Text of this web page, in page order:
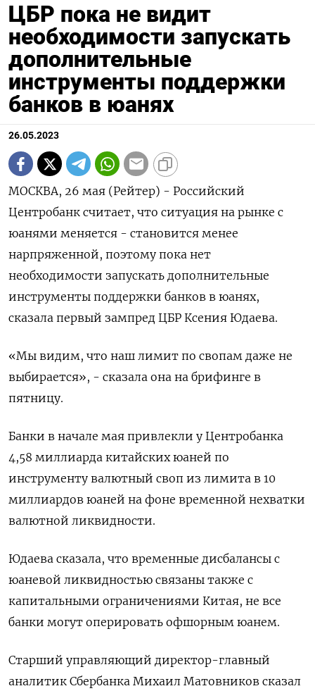
ЦБР пока не видит
необходимости запускать
дополнительные
инструменты поддержки
банков в юанях
26.05.2023
МОСКВА, 26 мая (Рейтер) - Российский
Центробанк считает, что ситуация на рынке с
юанями меняется - становится менее
нарпряженной, поэтому пока нет
необходимости запускать дополнительные
инструменты поддержки банков в юанях,
сказала первый зампред ЦБР Ксения Юдаева.
«Мы видим, что наш лимит по свопам даже не
выбирается», - сказала она на брифинге в
пятницу.
Банки в начале мая привлекли у Центробанка
4,58 миллиарда китайских юаней по
инструменту валютный своп из лимита в 10
миллиардов юаней на фоне временной нехватки
валютной ликвидности.
Юдаева сказала, что временные дисбалансы с
юаневой ликвидностью связаны также с
капитальными ограничениями Китая, не все
банки могут оперировать офшорным юанем.
Старший управляющий директор-главный
аналитик Сбербанка Михаил Матовников сказал